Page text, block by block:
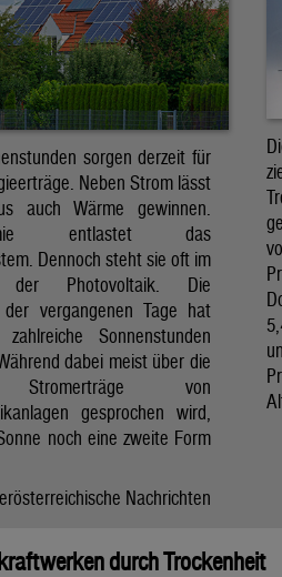
sorgen derzeit für
Neben Strom lässt
auch Wärme gewinnen.
entlastet das
Dennoch steht sie oft im
der Photovoltaik. Die
der vergangenen Tage hat
zahlreiche Sonnenstunden
dabei meist über die
von
gesprochen wird,
noch eine zweite Form
Nachrichten
durch Trockenheit